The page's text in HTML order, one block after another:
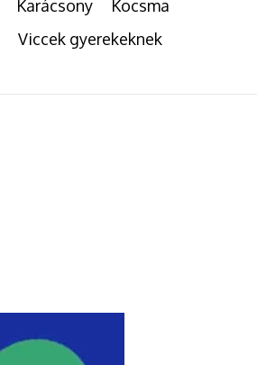
Karácsony
Kocsma
Viccek gyerekeknek